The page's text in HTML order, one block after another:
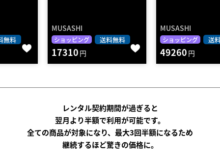
ショッピング 送料無料
17310
ショッピング 送料無料
49260
レンタル契約期間が過ぎると
翌月より半額で利用が可能です。
全ての商品が対象になり、最大3回半額になるため
継続するほど驚きの価格に。